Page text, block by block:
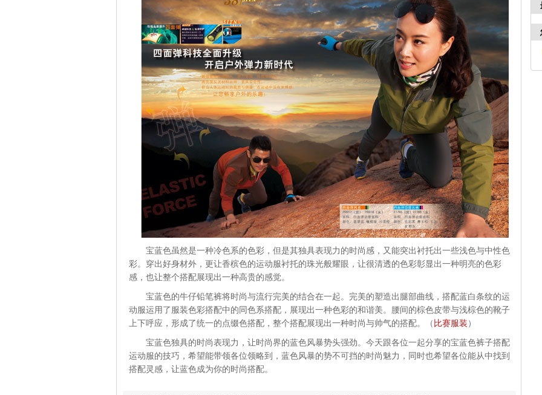
宝蓝色虽然是一种冷色系的色彩，但是其独具表现力的时尚感，又能突出衬托出一些浅色与中性色
彩。穿出好身材外，更让香槟色的运动服衬托的珠光般耀眼，让很清透的色彩彰显出一种明亮的色彩
感，也让整个搭配展现出一种高贵的感觉。
宝蓝色的牛仔铅笔裤将时尚与流行完美的结合在一起。完美的塑造出腿部曲线，搭配蓝白条纹的运
动服运用了服装色彩搭配中的同色系搭配，展现出一种色彩的和谐美。腰间的棕色皮带与浅棕色的靴子
上下呼应，形成了统一的点缀色搭配，整个搭配展现出一种时尚与帅气的搭配。（ 比赛服装）
宝蓝色独具的时尚表现力，让时尚界的蓝色风暴势头强劲。今天跟各位一起分享的宝蓝色裤子搭配
运动服的技巧，希望能带领各位领略到，蓝色风暴的势不可挡的时尚魅力，同时也希望各位能从中找到
搭配灵感，让蓝色成为你的时尚搭配。